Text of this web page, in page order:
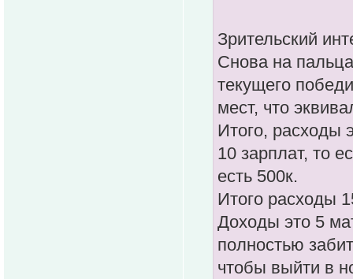
Зрительский
Снова на
текущего
мест, что
Итого, расходы
10 зарплат, то
есть 500к.
Итого расходы
Доходы это 5
полностью
чтобы выйти в